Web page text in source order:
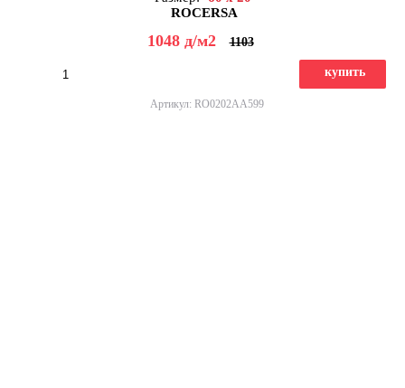
ROCERSA
1048 д/м2 1103
купить
Артикул: RO0202AA599